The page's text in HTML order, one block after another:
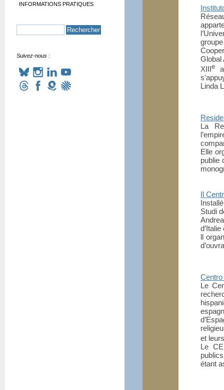
Global
XIIIe
Linda
La
Elle
publie
Il
Studi
ll
Le
et
Le
étant
INFORMATIONS PRATIQUES
Suivez-nous :